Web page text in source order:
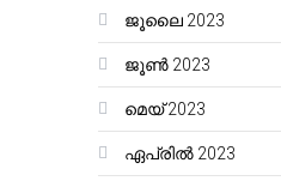
ജൂലൈ 2023
ജൂൺ 2023
മെയ്‌ 2023
ഏപ്രിൽ 2023